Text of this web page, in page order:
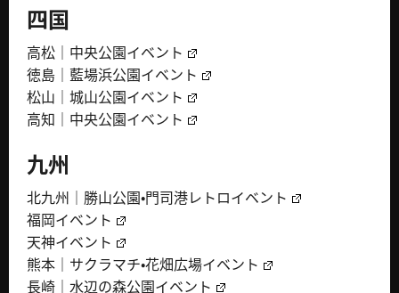
四国
高松｜中央公園イベント
徳島｜藍場浜公園イベント
松山｜城山公園イベント
高知｜中央公園イベント
九州
北九州｜勝山公園・門司港レトロイベント
福岡イベント
天神イベント
熊本｜サクラマチ・花畑広場イベント
長崎｜水辺の森公園イベント